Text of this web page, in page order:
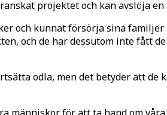
projektet och kan avslöja
och kunnat försörja sina
och de har dessutom inte fått
odla, men det betyder att